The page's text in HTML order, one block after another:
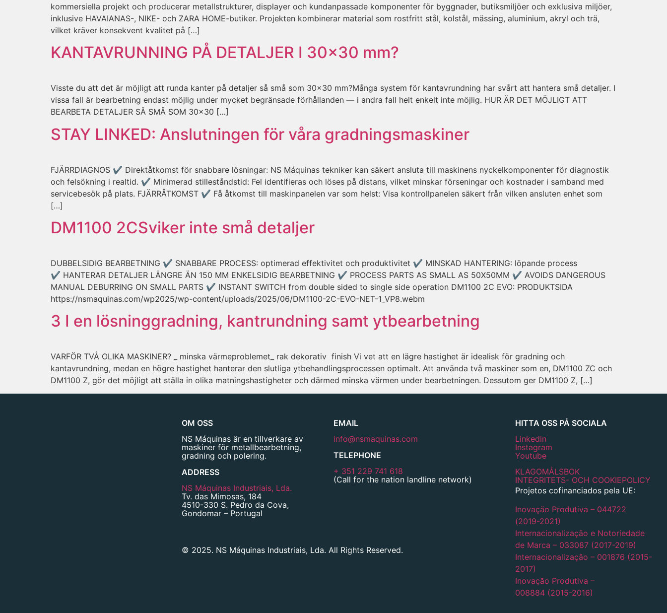
kommersiella projekt och producerar metallstrukturer, displayer och kundanpassade komponenter för byggnader, butiksmiljöer och exklusiva miljöer,
inklusive HAVAIANAS-, NIKE- och ZARA HOME-butiker. Projekten kombinerar material som rostfritt stål, kolstål, mässing, aluminium, akryl och trä,
vilket kräver konsekvent kvalitet på […]
KANTAVRUNNING PÅ DETALJER I 30×30 mm?
Visste du att det är möjligt att runda kanter på detaljer så små som 30×30 mm?Många system för kantavrundning har svårt att hantera små detaljer. I
vissa fall är bearbetning endast möjlig under mycket begränsade förhållanden — i andra fall helt enkelt inte möjlig. HUR ÄR DET MÖJLIGT ATT
BEARBETA DETALJER SÅ SMÅ SOM 30×30 […]
STAY LINKED: Anslutningen för våra gradningsmaskiner
FJÄRRDIAGNOS ✔ Direktåtkomst för snabbare lösningar: NS Máquinas tekniker kan säkert ansluta till maskinens nyckelkomponenter för diagnostik
och felsökning i realtid. ✔ Minimerad stilleståndstid: Fel identifieras och löses på distans, vilket minskar förseningar och kostnader i samband med
servicebesök på plats. FJÄRRÅTKOMST ✔ Få åtkomst till maskinpanelen var som helst: Visa kontrollpanelen säkert från vilken ansluten enhet som
[…]
DM1100 2CSviker inte små detaljer
DUBBELSIDIG BEARBETNING ✔ SNABBARE PROCESS: optimerad effektivitet och produktivitet ✔ MINSKAD HANTERING: löpande process
✔ HANTERAR DETALJER LÄNGRE ÄN 150 MM ENKELSIDIG BEARBETNING ✔ PROCESS PARTS AS SMALL AS 50X50MM ✔ AVOIDS DANGEROUS
MANUAL DEBURRING ON SMALL PARTS ✔ INSTANT SWITCH from double sided to single side operation DM1100 2C EVO: PRODUKTSIDA
https://nsmaquinas.com/wp2025/wp-content/uploads/2025/06/DM1100-2C-EVO-NET-1_VP8.webm
3 I en lösninggradning, kantrundning samt ytbearbetning
VARFÖR TVÅ OLIKA MASKINER? _ minska värmeproblemet_ rak dekorativ finish Vi vet att en lägre hastighet är idealisk för gradning och
kantavrundning, medan en högre hastighet hanterar den slutliga ytbehandlingsprocessen optimalt. Att använda två maskiner som en, DM1100 ZC och
DM1100 Z, gör det möjligt att ställa in olika matningshastigheter och därmed minska värmen under bearbetningen. Dessutom ger DM1100 Z, […]
OM OSS
NS Máquinas är en tillverkare av
maskiner för metallbearbetning,
gradning och polering.
ADDRESS
NS Máquinas Industriais, Lda.
Tv. das Mimosas, 184
4510-330 S. Pedro da Cova,
Gondomar – Portugal
EMAIL
info@nsmaquinas.com
TELEPHONE
+ 351 229 741 618
(Call for the nation landline network)
© 2025. NS Máquinas Industriais, Lda. All Rights Reserved.
HITTA OSS PÅ SOCIALA
Linkedin
Instagram
Youtube
KLAGOMÅLSBOK
INTEGRITETS- OCH COOKIEPOLICY
Projetos cofinanciados pela UE:
Inovação Produtiva – 044722
(2019-2021)
Internacionalização e Notoriedade
de Marca – 033087 (2017-2019)
Internacionalização – 001876 (2015-
2017)
Inovação Produtiva –
008884 (2015-2016)